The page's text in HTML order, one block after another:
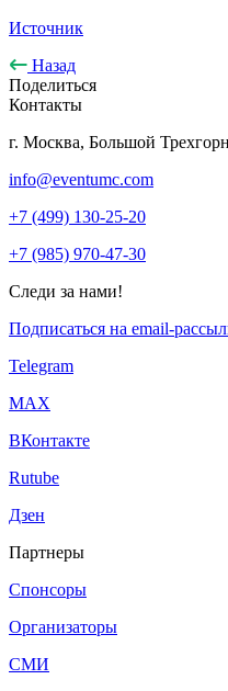
Источник
Назад
Поделиться
Контакты
г. Москва, Большой
info@eventumc.com
+7 (499) 130-25-20
+7 (985) 970-47-30
Следи за нами!
Подписаться на email-
Telegram
МАХ
ВКонтакте
Rutube
Дзен
Партнеры
Спонсоры
Организаторы
СМИ